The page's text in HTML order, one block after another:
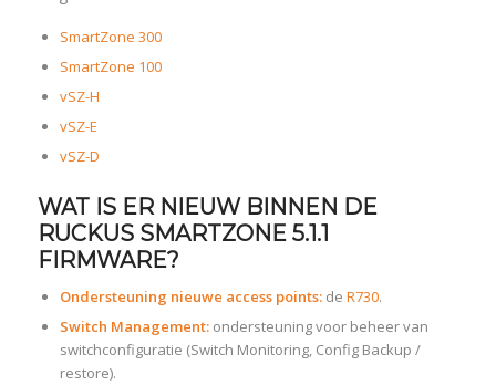
SmartZone 300
SmartZone 100
vSZ-H
vSZ-E
vSZ-D
WAT IS ER NIEUW BINNEN DE
RUCKUS SMARTZONE 5.1.1
FIRMWARE?
Ondersteuning nieuwe access points:de R730.
Switch Management:ondersteuning voor beheer van
switchconfiguratie (Switch Monitoring, Config Backup /
restore).